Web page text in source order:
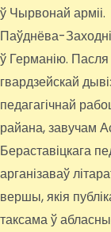
ў Чырвонай
Паўднёва-
ў Германію.
гвардзейскай
педагагічнай
райана, завучам
Бераставіцкага
арганізаваў
вершы, якія
таксама ў